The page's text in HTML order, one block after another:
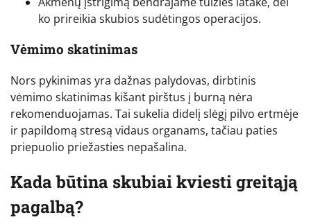
ko prireikia skubios sudėtingos operacijos.
Vėmimo skatinimas
Nors pykinimas yra dažnas palydovas, dirbtinis
vėmimo skatinimas kišant pirštus į burną nėra
rekomenduojamas. Tai sukelia didelį slėgį pilvo ertmėje
ir papildomą stresą vidaus organams, tačiau paties
priepuolio priežasties nepašalina.
Kada būtina skubiai kviesti greitąją
pagalbą?